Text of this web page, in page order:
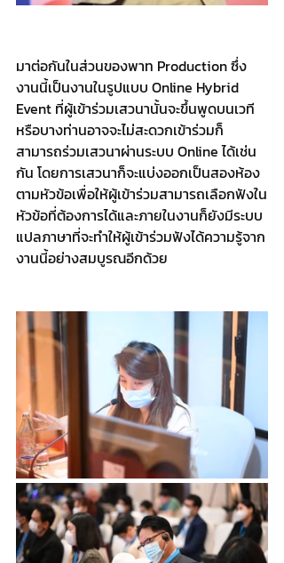
มาต่อกันในส่วนของพาท Production ซึ่ง
งานนี้เป็นงานในรูปแบบ Online Hybrid
Event ที่ผู้เข้าร่วมเสวนานั้นจะขึ้นพูดบนเวที
หรือบางท่านอาจจะไม่สะดวกเข้าร่วมก็
สามารถร่วมเสวนาผ่านระบบ Online ได้เช่น
กัน โดยการเสวนาก็จะแบ่งออกเป็นสองห้อง
ตามหัวข้อเพื่อให้ผู้เข้าร่วมสามารถเลือกฟังใน
หัวข้อที่ต้องการได้และภายในงานก็ยังมีระบบ
แปลภาษาที่จะทำให้ผู้เข้าร่วมฟังได้ความรู้จาก
งานนี้อย่างสมบูรณอีกด้วย